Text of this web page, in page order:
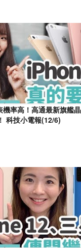
率高！高通最新旗艦
科技小電報(12/6)